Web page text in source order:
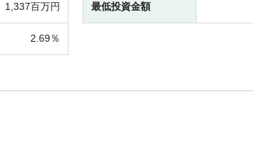
1,337百万円
2.69％
最低投資金額